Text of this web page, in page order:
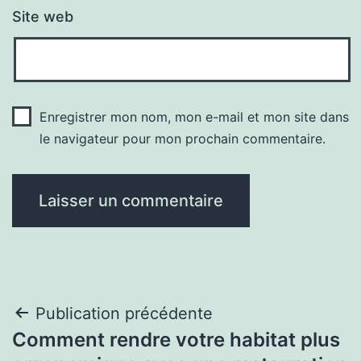
Site web
Enregistrer mon nom, mon e-mail et mon site dans
le navigateur pour mon prochain commentaire.
Navigation
Publication précédente
Comment rendre votre habitat plus